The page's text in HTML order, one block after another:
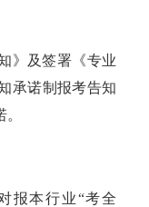
》及签署《专业
承诺制报考告知
报本行业“考全